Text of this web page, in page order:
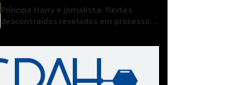
Príncipe Harry e jornalista: flertes
descontraídos revelados em processo